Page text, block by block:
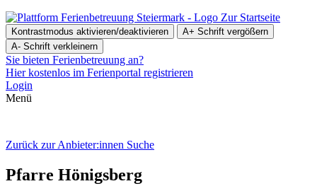
Zur Startseite
Kontrastmodus aktivieren/deaktivieren A+ Schrift vergößern
A- Schrift verkleinern
Sie bieten Ferienbetreuung an?
Hier kostenlos im Ferienportal registrieren
Login
Menü
Zurück zur Anbieter:innen Suche
Pfarre Hönigs­berg